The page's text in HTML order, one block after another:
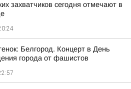
захватчиков сегодня отмечают в
Белгород. Концерт в День
города от фашистов